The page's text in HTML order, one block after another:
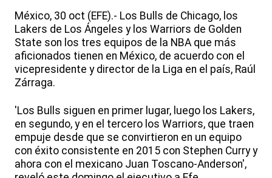
México, 30 oct (EFE).- Los Bulls de Chicago, los
Lakers de Los Ángeles y los Warriors de Golden
State son los tres equipos de la NBA que más
aficionados tienen en México, de acuerdo con el
vicepresidente y director de la Liga en el país, Raúl
Zárraga.
'Los Bulls siguen en primer lugar, luego los Lakers,
en segundo, y en el tercero los Warriors, que traen
empuje desde que se convirtieron en un equipo
con éxito consistente en 2015 con Stephen Curry y
ahora con el mexicano Juan Toscano-Anderson',